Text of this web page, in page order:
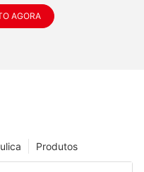
AGORA
Produtos